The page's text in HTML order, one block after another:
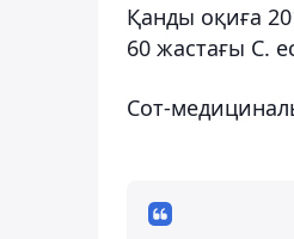
Қанды оқиға
60 жастағы С.
Сот-